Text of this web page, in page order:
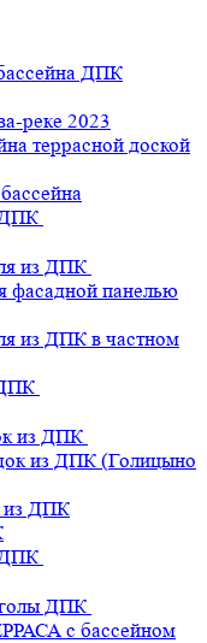
ДПК
реке 2023
террасной доской
ДПК
из ДПК
фасадной панелью
из ДПК в частном
из ДПК
из ДПК (Голицыно
из ДПК
ДПК
ДПК
с бассейном